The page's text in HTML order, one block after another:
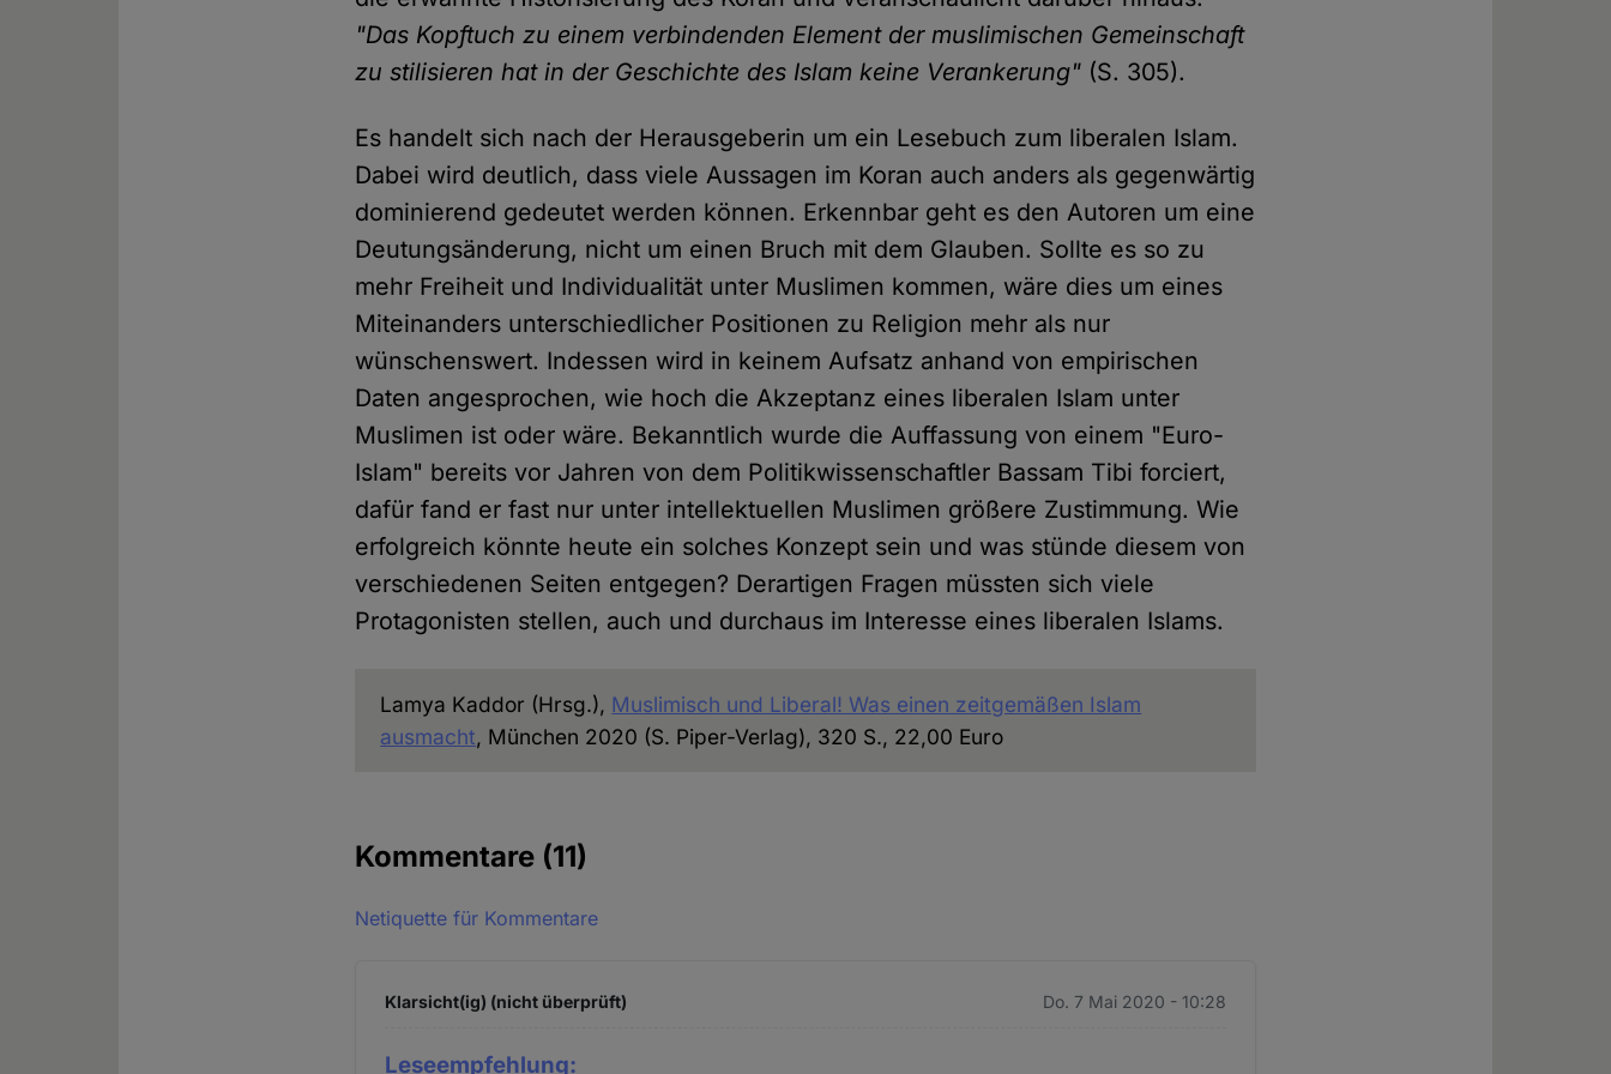
"Das Kopftuch zu einem verbindenden Element der muslimischen Gemeinschaft
zu stilisieren hat in der Geschichte des Islam keine Verankerung" (S. 305).
Es handelt sich nach der Herausgeberin um ein Lesebuch zum liberalen Islam.
Dabei wird deutlich, dass viele Aussagen im Koran auch anders als gegenwärtig
dominierend gedeutet werden können. Erkennbar geht es den Autoren um eine
Deutungsänderung, nicht um einen Bruch mit dem Glauben. Sollte es so zu
mehr Freiheit und Individualität unter Muslimen kommen, wäre dies um eines
Miteinanders unterschiedlicher Positionen zu Religion mehr als nur
wünschenswert. Indessen wird in keinem Aufsatz anhand von empirischen
Daten angesprochen, wie hoch die Akzeptanz eines liberalen Islam unter
Muslimen ist oder wäre. Bekanntlich wurde die Auffassung von einem "Euro-
Islam" bereits vor Jahren von dem Politikwissenschaftler Bassam Tibi forciert,
dafür fand er fast nur unter intellektuellen Muslimen größere Zustimmung. Wie
erfolgreich könnte heute ein solches Konzept sein und was stünde diesem von
verschiedenen Seiten entgegen? Derartigen Fragen müssten sich viele
Protagonisten stellen, auch und durchaus im Interesse eines liberalen Islams.
Lamya Kaddor (Hrsg.), Muslimisch und Liberal! Was einen zeitgemäßen Islam
ausmacht, München 2020 (S. Piper-Verlag), 320 S., 22,00 Euro
Kommentare (11)
Netiquette für Kommentare
Klarsicht(ig) (nicht überprüft) Do. 7 Mai 2020 - 10:28
Leseempfehlung: